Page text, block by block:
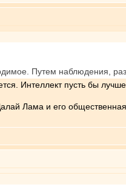
Путем наблюдения,
Интеллект пусть бы
Лама и его общественная